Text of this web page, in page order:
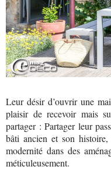
Leur désir d’ouvrir une
plaisir de recevoir mais
partager : Partager leur
bâti ancien et son
modernité dans des
méticuleusement.